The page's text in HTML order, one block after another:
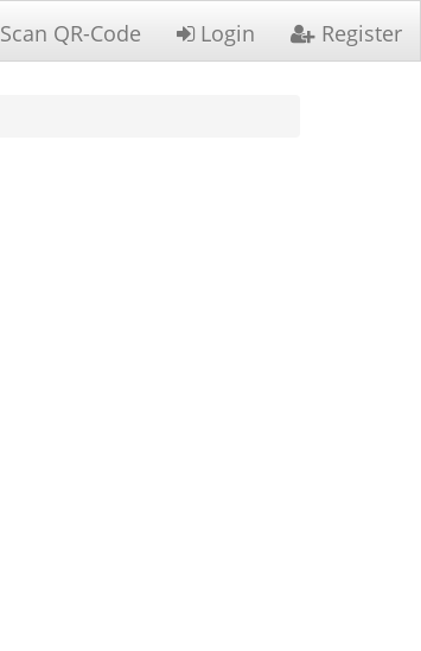
Scan QR-Code Login Register